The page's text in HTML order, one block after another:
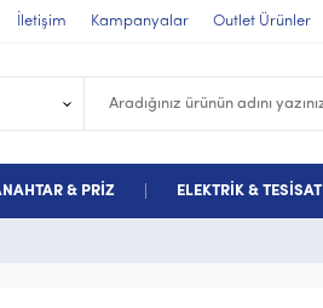
İletişim Kampanyalar Outlet Ürünler
& PRİZ ELEKTRİK & TESİSAT